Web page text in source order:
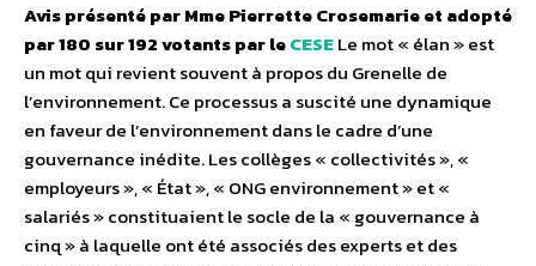
Avis présenté par Mme Pierrette Crosemarie et adopté
par 180 sur 192 votants par leCESELe mot « élan » est
un mot qui revient souvent à propos du Grenelle de
l’environnement. Ce processus a suscité une dynamique
en faveur de l’environnement dans le cadre d’une
gouvernance inédite. Les collèges « collectivités », «
employeurs », « État », « ONG environnement » et «
salariés » constituaient le socle de la « gouvernance à
cinq » à laquelle ont été associés des experts et des